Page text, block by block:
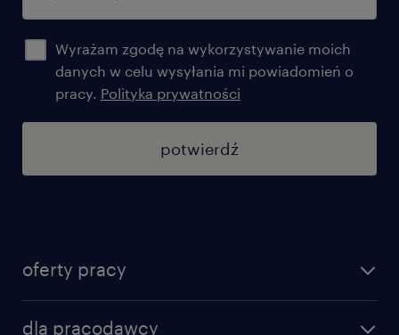
Wyrażam zgodę na wykorzystywanie moich
danych w celu wysyłania mi powiadomień o
pracy. Polityka prywatności
potwierdź
oferty pracy
dla pracodawcy